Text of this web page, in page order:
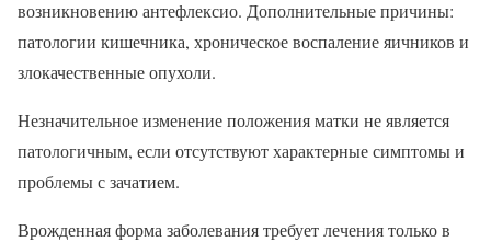
возникновению антефлексио. Дополнительные причины:
патологии кишечника, хроническое воспаление яичников и
злокачественные опухоли.
Незначительное изменение положения матки не является
патологичным, если отсутствуют характерные симптомы и
проблемы с зачатием.
Врожденная форма заболевания требует лечения только в